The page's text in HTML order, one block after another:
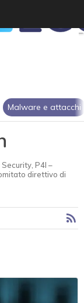
Malware e attacchi
P4I –
direttivo di